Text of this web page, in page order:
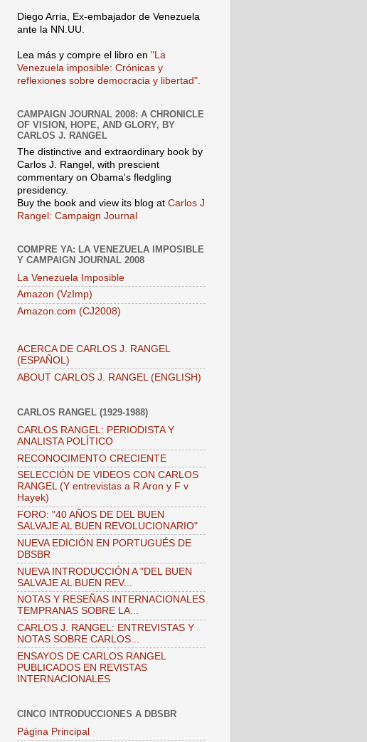
Diego Arria, Ex-embajador de Venezuela
ante la NN.UU.
Lea más y compre el libro en "La
Venezuela imposible: Crónicas y
reflexiones sobre democracia y libertad".
CAMPAIGN JOURNAL 2008: A CHRONICLE
OF VISION, HOPE, AND GLORY, BY
CARLOS J. RANGEL
The distinctive and extraordinary book by
Carlos J. Rangel, with prescient
commentary on Obama's fledgling
presidency.
Buy the book and view its blog at Carlos J
Rangel: Campaign Journal
COMPRE YA: LA VENEZUELA IMPOSIBLE
Y CAMPAIGN JOURNAL 2008
La Venezuela Imposible
Amazon (VzImp)
Amazon.com (CJ2008)
ACERCA DE CARLOS J. RANGEL
(ESPAÑOL)
ABOUT CARLOS J. RANGEL (ENGLISH)
CARLOS RANGEL (1929-1988)
CARLOS RANGEL: PERIODISTA Y
ANALISTA POLÍTICO
RECONOCIMENTO CRECIENTE
SELECCIÓN DE VIDEOS CON CARLOS
RANGEL (Y entrevistas a R Aron y F v
Hayek)
FORO: "40 AÑOS DE DEL BUEN
SALVAJE AL BUEN REVOLUCIONARIO"
NUEVA EDICIÓN EN PORTUGUÉS DE
DBSBR
NUEVA INTRODUCCIÓN A "DEL BUEN
SALVAJE AL BUEN REV...
NOTAS Y RESEÑAS INTERNACIONALES
TEMPRANAS SOBRE LA...
CARLOS J. RANGEL: ENTREVISTAS Y
NOTAS SOBRE CARLOS...
ENSAYOS DE CARLOS RANGEL
PUBLICADOS EN REVISTAS
INTERNACIONALES
CINCO INTRODUCCIONES A DBSBR
Página Principal